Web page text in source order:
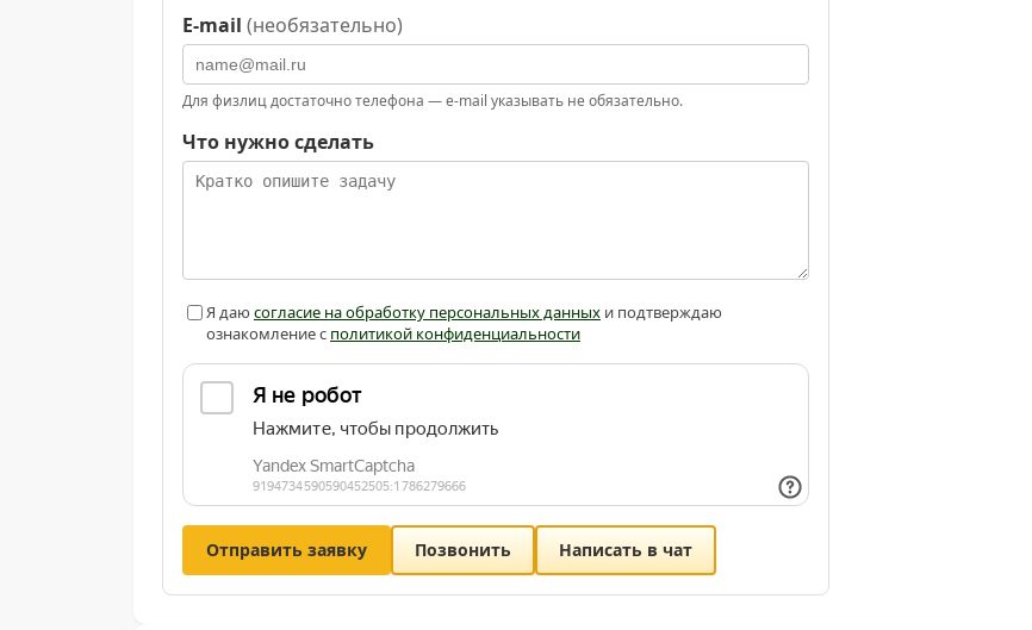
E-mail (необязательно)
Для физлиц достаточно телефона — e-mail указывать не обязательно.
Что нужно сделать
Я даюсогласие на обработку персональных данных и подтверждаю
ознакомление с политикой конфиденциальности
Отправить заявку Позвонить Написать в чат